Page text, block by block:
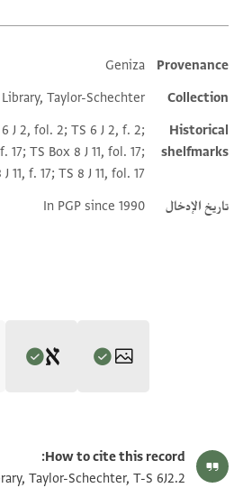
Additional metadata
Provenance
Geniza
Collection
Taylor-Schechter
Historical
shelfmarks
J 2, fol. 2; TS 6 J 2, f. 2;
17; TS Box 8 J 11, fol. 17;
11, f. 17; TS 8 J 11, fol. 17
تاريخ الإدخال
In PGP since 1990
Goitein's unpublished edition (1950–85).
T-S 8J11.17 1r
How to cite this record:
Taylor-Schechter, T-S 6J2.2